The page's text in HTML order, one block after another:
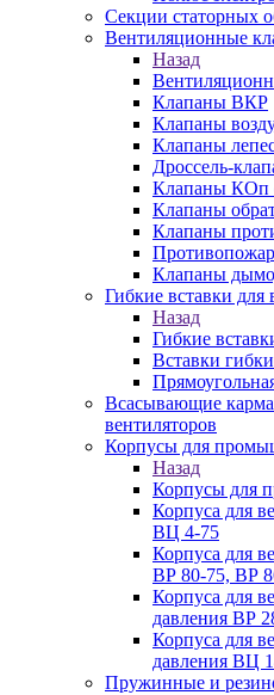
Секции статорных
Вентиляционные
Назад
Клапаны ВКР
Клапаны
Клапаны
Дроссель-
Клапаны КОп
Клапаны
Клапаны
Клапаны
Гибкие вставки для
Назад
Гибкие
Вставки
Всасывающие
вентиляторов
Корпусы для
Назад
Корпусы для
Корпуса для
ВЦ 4-75
Корпуса для
ВР 80-75, ВР
Корпуса для
давления ВР
Корпуса для
давления ВЦ
Пружинные и